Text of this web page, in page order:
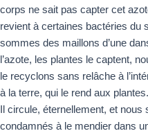
corps ne sait pas capter cet
revient à certaines bactéries du
sommes des maillons d’une
l’azote, les plantes le captent,
le recyclons sans relâche à
à la terre, qui le rend aux
Il circule, éternellement, et
condamnés à le mendier dans